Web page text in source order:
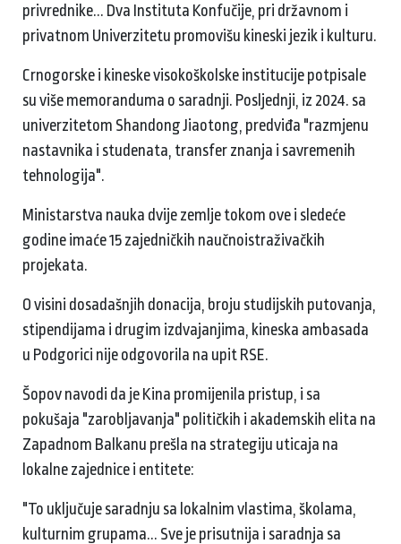
privrednike... Dva Instituta Konfučije, pri državnom i
privatnom Univerzitetu promovišu kineski jezik i kulturu.
Crnogorske i kineske visokoškolske institucije potpisale
su više memoranduma o saradnji. Posljednji, iz 2024. sa
univerzitetom Shandong Jiaotong, predviđa "razmjenu
nastavnika i studenata, transfer znanja i savremenih
tehnologija".
Ministarstva nauka dvije zemlje tokom ove i sledeće
godine imaće 15 zajedničkih naučnoistraživačkih
projekata.
O visini dosadašnjih donacija, broju studijskih putovanja,
stipendijama i drugim izdvajanjima, kineska ambasada
u Podgorici nije odgovorila na upit RSE.
Šopov navodi da je Kina promijenila pristup, i sa
pokušaja "zarobljavanja" političkih i akademskih elita na
Zapadnom Balkanu prešla na strategiju uticaja na
lokalne zajednice i entitete:
"To uključuje saradnju sa lokalnim vlastima, školama,
kulturnim grupama... Sve je prisutnija i saradnja sa